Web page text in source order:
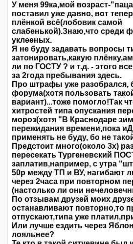
У меня 99ка,мой возраст-
поставил уже давно, вот
плёнкой всё(лобовик самой
слабенькой).Знаю,что среди
уклееных.
Я не буду задавать вопросы
затонировать,какую
ли по ГОСТУ ? и т.д. - этого
за 2года пребывания здесь.
Про штрафы уже разобрался,
форума(хотя пользовать
вариант)...тоже помогло!Так
хитростей типа опускания
мороз(хотя "В Краснодаре
пережидания времени,пока
применять не буду, бо не
Предстоит много(около 3х)
пересекать Тургеневский
заплатив,например, с утра
50р между ТП и ВУ, нагибают
через 2часа при повторном
(настолько ли они
По отзывам друзей моих
останавливают повторно,то
отпускают,типа уже
Или лучше ездить через
лояльнее?